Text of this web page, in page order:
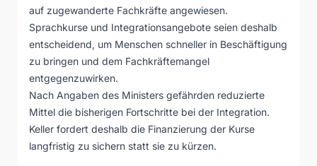
auf zugewanderte Fachkräfte angewiesen.
Sprachkurse und Integrationsangebote seien deshalb
entscheidend, um Menschen schneller in Beschäftigung
zu bringen und dem Fachkräftemangel
entgegenzuwirken.
Nach Angaben des Ministers gefährden reduzierte
Mittel die bisherigen Fortschritte bei der Integration.
Keller fordert deshalb die Finanzierung der Kurse
langfristig zu sichern statt sie zu kürzen.